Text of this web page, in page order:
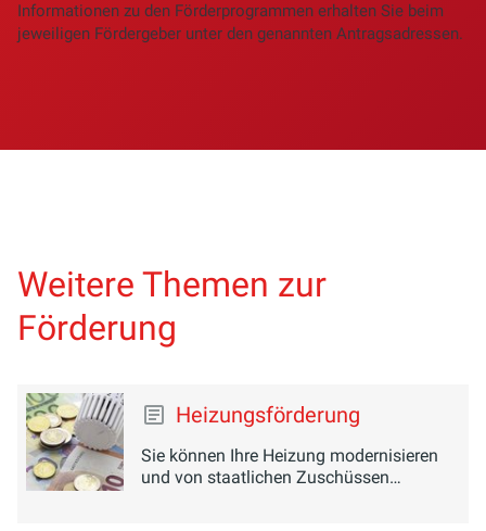
Informationen zu den Förderprogrammen erhalten Sie beim
jeweiligen Fördergeber unter den genannten Antragsadressen.
Weitere Themen zur
Förderung
Heizungsförderung
Sie können Ihre Heizung modernisieren
und von staatlichen Zuschüssen